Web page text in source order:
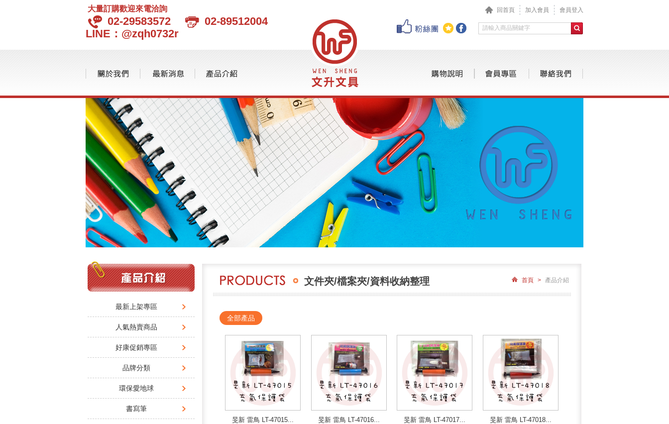
回首頁 加入會員 會員登入
大量訂購歡迎來電洽詢
02-29583572
02-89512004
LINE：@zqh0732r
品牌分類 環保愛地球 補充液 自動鉛筆 / 鉛筆
最新上架專區
人氣熱賣商品
好康促銷專區
品牌分類
環保愛地球
書寫筆
首頁 > 產品介紹
文件夾/檔案夾/資料收納整理
全部產品
旻新 雷鳥 LT-47015... 旻新 雷鳥 LT-47016... 旻新 雷鳥 LT-47017... 旻新 雷鳥 LT-47018...